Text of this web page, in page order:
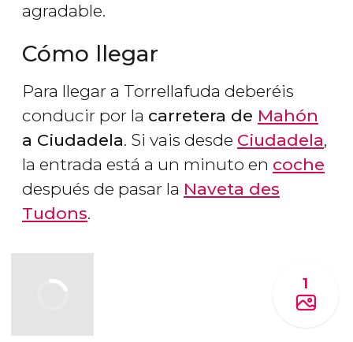
agradable.
Cómo llegar
Para llegar a Torrellafuda deberéis
conducir por la carretera de Mahón
a Ciudadela. Si vais desde Ciudadela,
la entrada está a un minuto en coche
después de pasar la Naveta des
Tudons.
1